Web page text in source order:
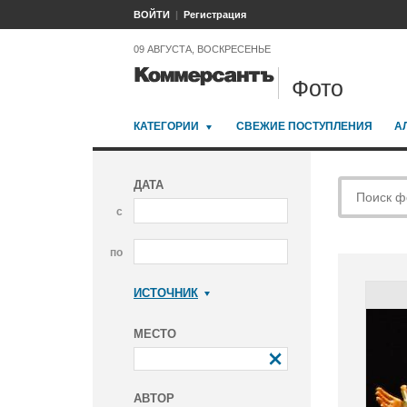
ВОЙТИ Регистрация
09 АВГУСТА, ВОСКРЕСЕНЬЕ
Фото
КАТЕГОРИИ СВЕЖИЕ ПОСТУПЛЕНИЯ
ДАТА
с
по
ИСТОЧНИК
МЕСТО
АВТОР